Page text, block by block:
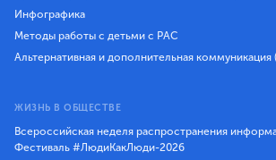
Инфографика
Методы работы с детьми с РАС
Альтернативная и дополнительная коммуникация
ЖИЗНЬ В ОБЩЕСТВЕ
Всероссийская неделя распространения
Фестиваль #ЛюдиКакЛюди-2026